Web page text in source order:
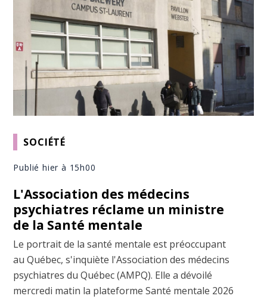
SOCIÉTÉ
Publié hier à 15h00
L'Association des médecins
psychiatres réclame un ministre
de la Santé mentale
Le portrait de la santé mentale est préoccupant
au Québec, s'inquiète l'Association des médecins
psychiatres du Québec (AMPQ). Elle a dévoilé
mercredi matin la plateforme Santé mentale 2026